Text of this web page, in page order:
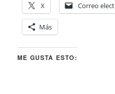
X
Correo
Más
ME GUSTA ESTO: